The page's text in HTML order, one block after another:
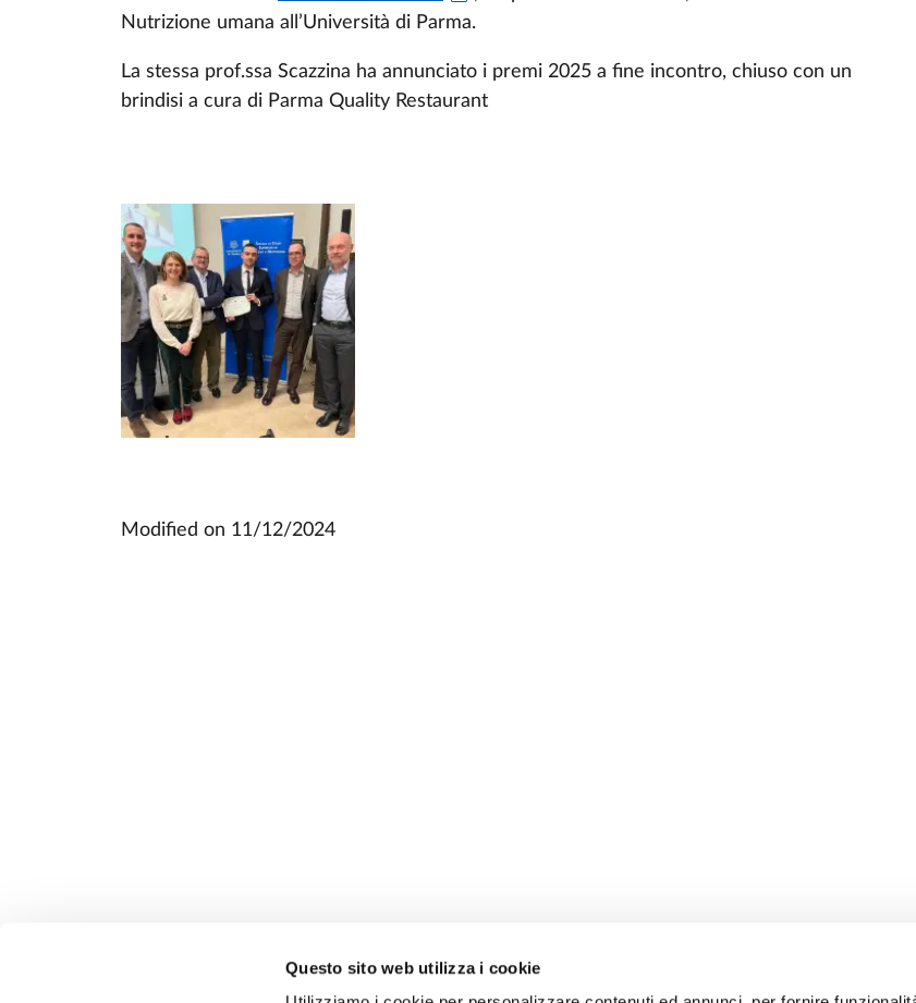
Questo sito web utilizza i cookie
Nutrizione umana all’Università di Parma.
La stessa prof.ssa Scazzina ha annunciato i premi 2025 a fine incontro, chiuso con un
brindisi a cura di Parma Quality Restaurant
Modified on 11/12/2024